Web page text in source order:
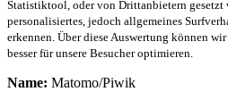
Statistiktool, oder von Drittanbietern gesetzt
personalisiertes, jedoch allgemeines
erkennen. Über diese Auswertung können
besser für unsere Besucher optimieren.
Name: Matomo/Piwik